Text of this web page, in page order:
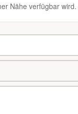
Nähe verfügbar wird.